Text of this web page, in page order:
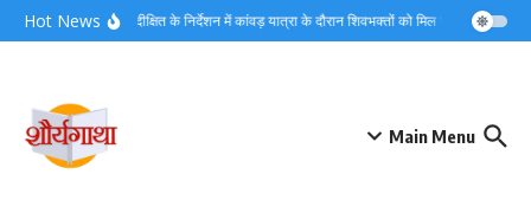
Skip to content
Hot Newsडीएम मयूर दीक्षित के निर्देशन में कांवड़ यात्रा के दौरान शिवभक्तों को मिल रहा त्वरित
Main Menu